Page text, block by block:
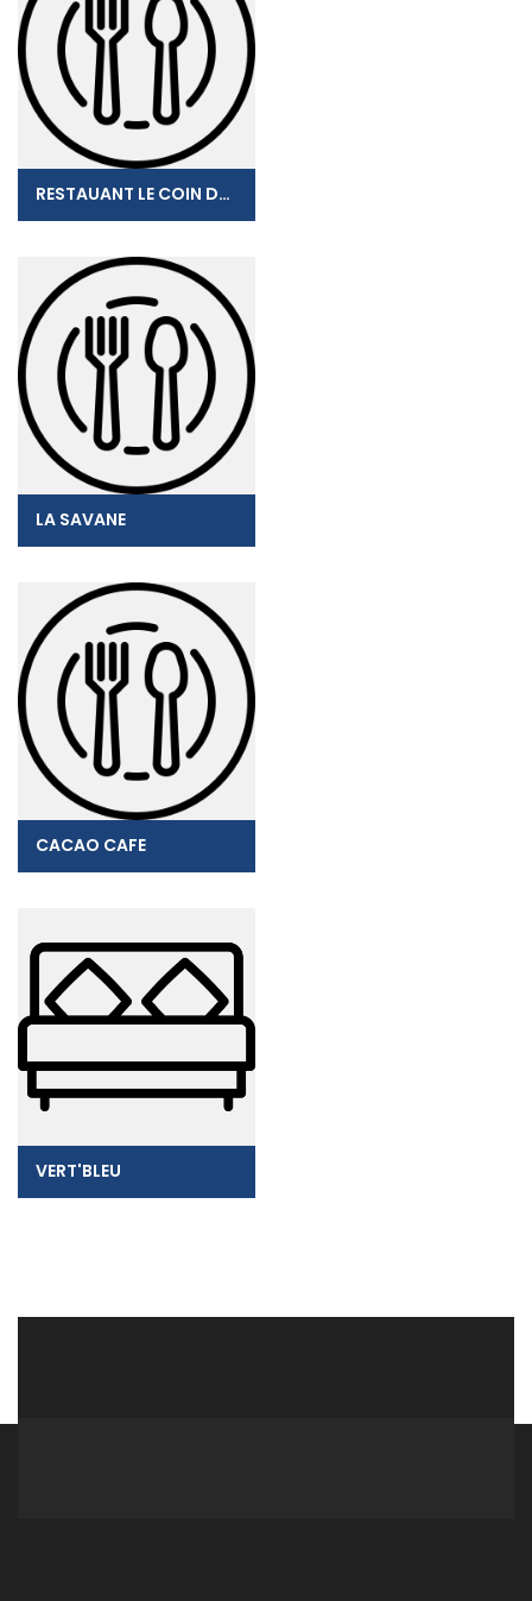
RESTAUANT LE COIN DES PECHEURS
LA SAVANE
CACAO CAFE
VERT'BLEU